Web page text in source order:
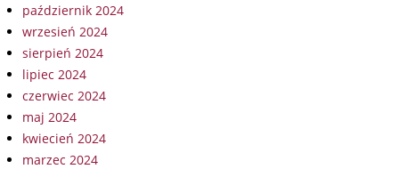
październik 2024
wrzesień 2024
sierpień 2024
lipiec 2024
czerwiec 2024
maj 2024
kwiecień 2024
marzec 2024